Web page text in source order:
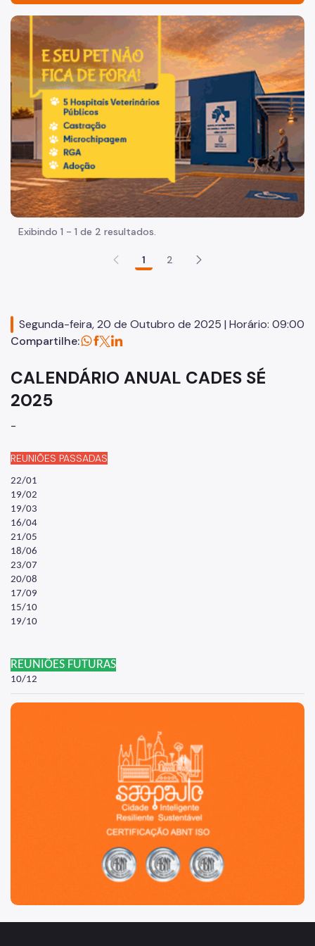
Acesso à Informação
Participação Social
Quadro de serviços
Acesso à Proteção de Dados Pessoais
Organização
Agenda do Subprefeito
Histórico
Dados
Equipamentos Públicos
Termo de Cooperação
Zeladoria Urbana
Vai de Roteiro
Imagem de um cachorro caramelo e uma gata rajada,
Exibindo 1 - 1 de 2 resultados.
1 2
Segunda-feira, 20 de Outubro de 2025 | Horário: 09:00
Compartilhe:
CALENDÁRIO ANUAL CADES SÉ
2025
-
REUNIÕES PASSADAS
22/01
19/02
19/03
16/04
21/05
18/06
23/07
20/08
17/09
15/10
19/10
REUNIÕES FUTURAS
10/12
São Paulo, cidade inteligente, resiliente e sustentável